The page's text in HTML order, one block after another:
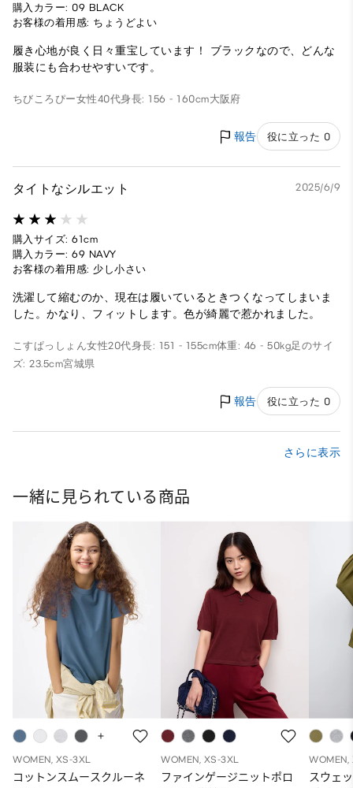
購入カラー: 09 BLACK
お客様の着用感: ちょうどよい
履き心地が良く日々重宝しています！ ブラックなので、どんな
服装にも合わせやすいです。
ちびころぴー女性40代身長: 156 - 160cm大阪府
報告 役に立った 0
タイトなシルエット 2025/6/9
購入サイズ: 61cm
購入カラー: 69 NAVY
お客様の着用感: 少し小さい
洗濯して縮むのか、現在は履いているときつくなってしまいま
した。かなり、フィットします。色が綺麗で惹かれました。
こすぱっしょん女性20代身長: 151 - 155cm体重: 46 - 50kg足のサイ
ズ: 23.5cm宮城県
報告 役に立った 0
さらに表示
一緒に見られている商品
WOMEN, XS-3XL
コットンスムースクルーネ
WOMEN, XS-3XL
ファインゲージニットポロ
WOMEN,
スウェ